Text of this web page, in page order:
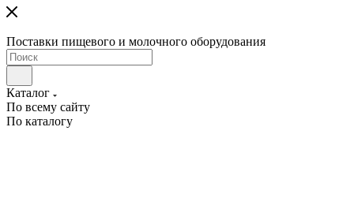
Поставки пищевого и молочного оборудования
Каталог
По всему сайту
По каталогу